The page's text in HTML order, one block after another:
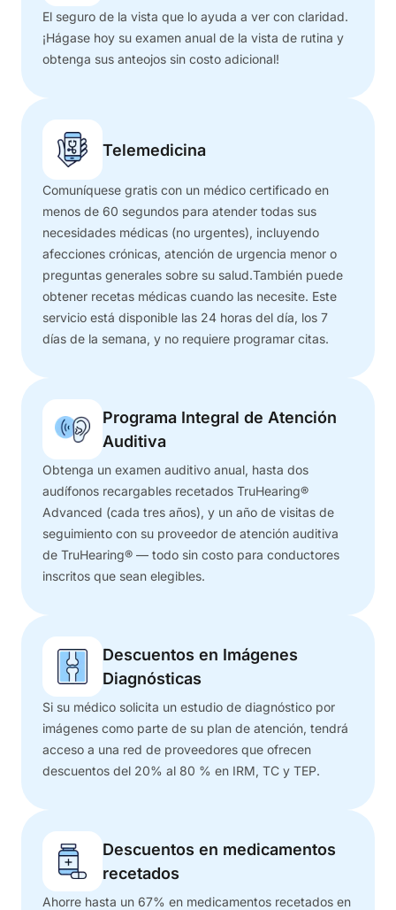
El seguro de la vista que lo ayuda a ver con claridad.
¡Hágase hoy su examen anual de la vista de rutina y
obtenga sus anteojos sin costo adicional!
Telemedicina
Comuníquese gratis con un médico certificado en
menos de 60 segundos para atender todas sus
necesidades médicas (no urgentes), incluyendo
afecciones crónicas, atención de urgencia menor o
preguntas generales sobre su salud.También puede
obtener recetas médicas cuando las necesite. Este
servicio está disponible las 24 horas del día, los 7
días de la semana, y no requiere programar citas.
Programa Integral de Atención
Auditiva
Obtenga un examen auditivo anual, hasta dos
audífonos recargables recetados TruHearing®
Advanced (cada tres años), y un año de visitas de
seguimiento con su proveedor de atención auditiva
de TruHearing® — todo sin costo para conductores
inscritos que sean elegibles.
Descuentos en Imágenes
Diagnósticas
Si su médico solicita un estudio de diagnóstico por
imágenes como parte de su plan de atención, tendrá
acceso a una red de proveedores que ofrecen
descuentos del 20% al 80 % en IRM, TC y TEP.
Descuentos en medicamentos
recetados
Ahorre hasta un 67% en medicamentos recetados en